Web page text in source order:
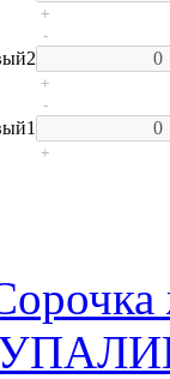
+
2
-
+
1
-
+